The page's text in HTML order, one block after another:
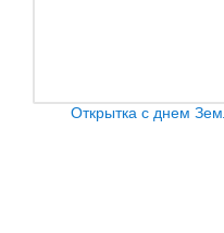
Открытка с днем